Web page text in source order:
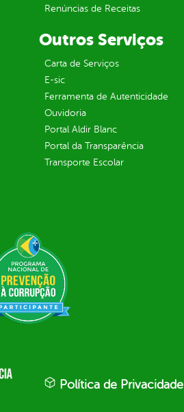
Renúncias de Receitas
Outros Serviços
Carta de Serviços
E-sic
Ferramenta de Autenticidade
Ouvidoria
Portal Aldir Blanc
Portal da Transparência
Transporte Escolar
Política de Privacidade